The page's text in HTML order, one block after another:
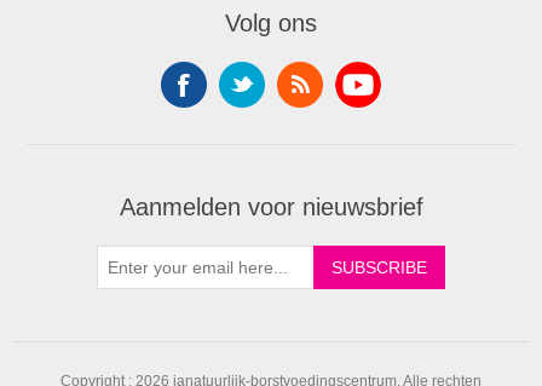
Volg ons
Aanmelden voor nieuwsbrief
Copyright ; 2026 janatuurlijk-borstvoedingscentrum. Alle rechten